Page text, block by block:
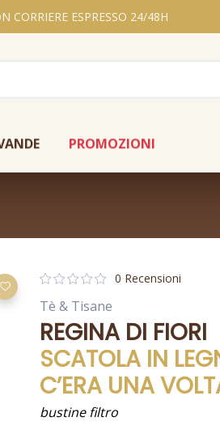
CORRIERE ESPRESSO 24/48H
PROMOZIONI
0 Recensioni
Tè & Tisane
REGINA DI FIORI
SCATOLA IN
C’ERA UNA
bustine filtro